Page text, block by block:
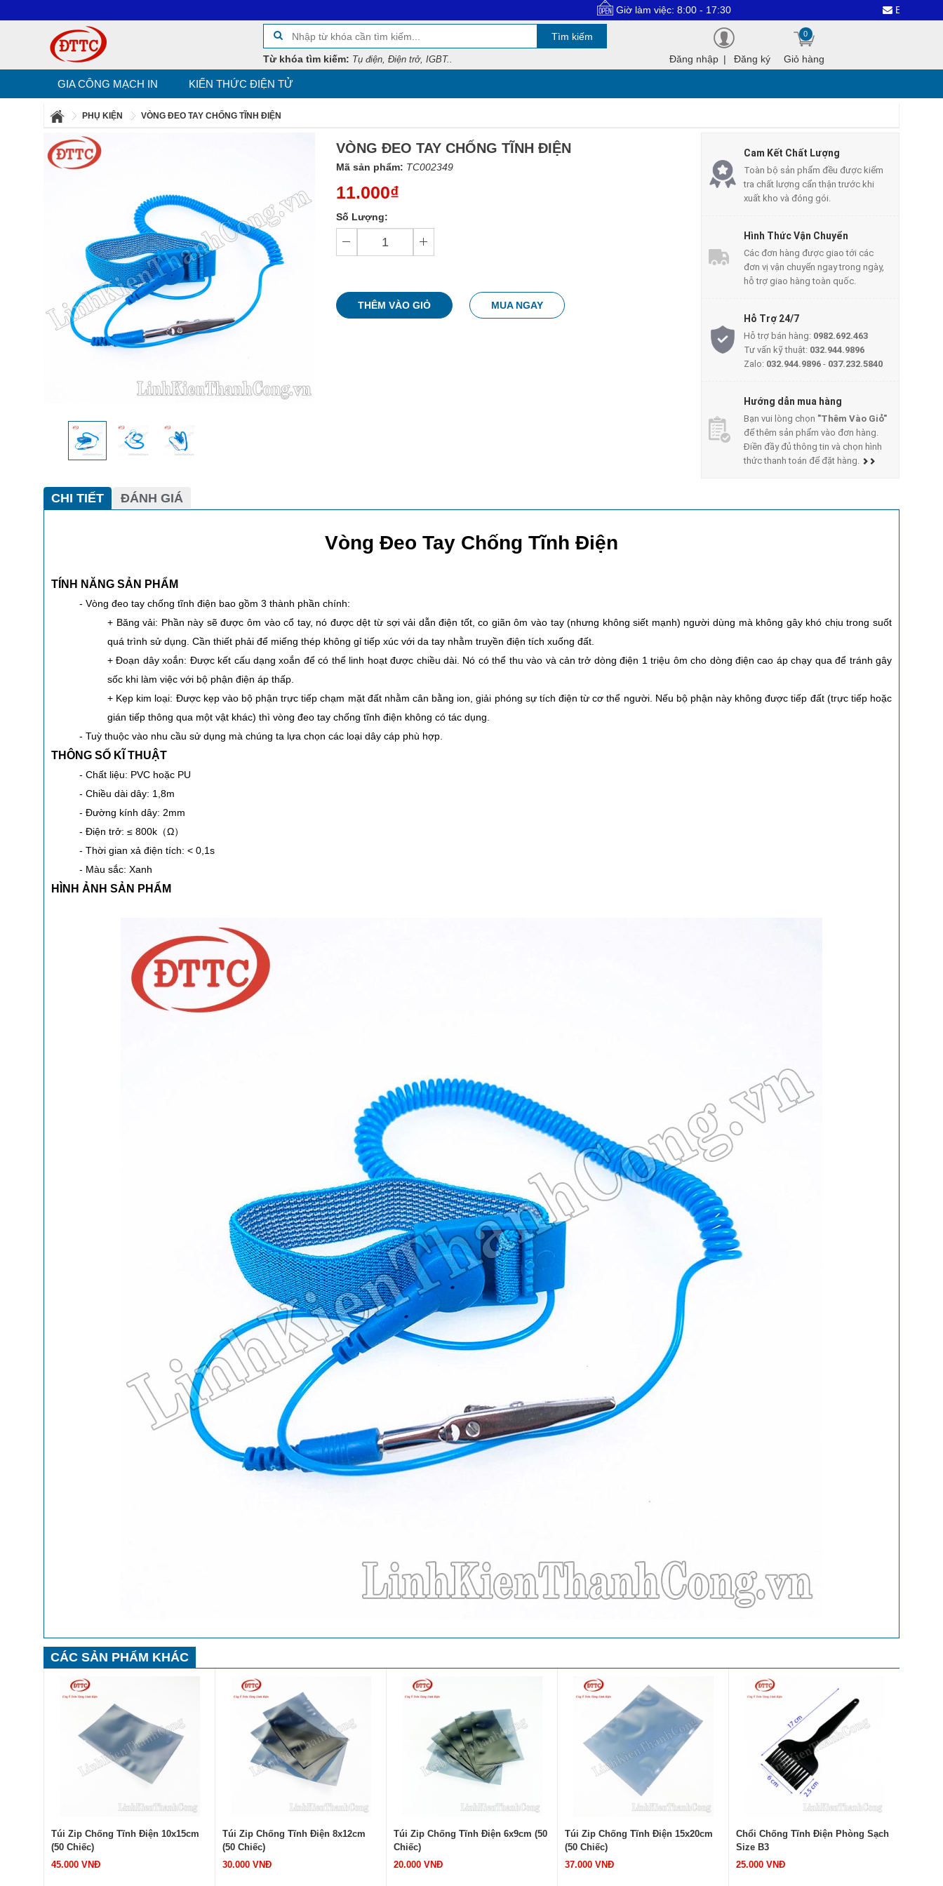
Giờ làm việc: 8:00 - 17:30 Email :
Tìm kiếm
Từ khóa tìm kiếm: Tụ điện, Điện trở, IGBT.. Đăng nhập | Đăng ký Giỏ hàng
0
GIA CÔNG MẠCH IN KIẾN THỨC ĐIỆN TỬ
PHỤ KIỆN VÒNG ĐEO TAY CHỐNG TĨNH ĐIỆN
VÒNG ĐEO TAY CHỐNG TĨNH ĐIỆN
Mã sản phẩm: TC002349
11.000₫
Số Lượng:
THÊM VÀO GIỎ MUA NGAY
Cam Kết Chất Lượng
Toàn bộ sản phẩm đều được kiểm
tra chất lượng cẩn thận trước khi
xuất kho và đóng gói.
Hình Thức Vận Chuyển
Các đơn hàng được giao tới các
đơn vị vận chuyển ngay trong ngày,
hỗ trợ giao hàng toàn quốc.
Hỗ Trợ 24/7
Hỗ trợ bán hàng: 0982.692.463
Tư vấn kỹ thuật: 032.944.9896
Zalo: 032.944.9896 - 037.232.5840
Hướng dẫn mua hàng
Bạn vui lòng chọn "Thêm Vào Giỏ"
để thêm sản phẩm vào đơn hàng.
Điền đầy đủ thông tin và chọn hình
thức thanh toán để đặt hàng.
CHI TIẾT ĐÁNH GIÁ
Vòng Đeo Tay Chống Tĩnh Điện
TÍNH NĂNG SẢN PHẨM
- Vòng đeo tay chống tĩnh điện bao gồm 3 thành phần chính:
+ Băng vải: Phần này sẽ được ôm vào cổ tay, nó được dệt từ sợi vải dẫn điện tốt, co giãn ôm vào tay (nhưng không siết mạnh) người dùng mà không gây khó chịu trong suốt
quá trình sử dụng. Cần thiết phải để miếng thép không gỉ tiếp xúc với da tay nhằm truyền điện tích xuống đất.
+ Đoạn dây xoắn: Được kết cấu dạng xoắn để có thể linh hoạt được chiều dài. Nó có thể thu vào và cản trở dòng điện 1 triệu ôm cho dòng điện cao áp chạy qua để tránh gây
sốc khi làm việc với bộ phận điện áp thấp.
+ Kẹp kim loại: Được kẹp vào bộ phận trực tiếp chạm mặt đất nhằm cân bằng ion, giải phóng sự tích điện từ cơ thể người. Nếu bộ phận này không được tiếp đất (trực tiếp hoặc
gián tiếp thông qua một vật khác) thì vòng đeo tay chống tĩnh điện không có tác dụng.
- Tuỳ thuộc vào nhu cầu sử dụng mà chúng ta lựa chọn các loại dây cáp phù hợp.
THÔNG SỐ KĨ THUẬT
- Chất liệu: PVC hoặc PU
- Chiều dài dây: 1,8m
- Đường kính dây: 2mm
- Điện trở: ≤ 800k（Ω）
- Thời gian xả điện tích: < 0,1s
- Màu sắc: Xanh
HÌNH ẢNH SẢN PHẨM
CÁC SẢN PHẨM KHÁC
Túi Zip Chống Tĩnh Điện 10x15cm
(50 Chiếc)
45.000 VNĐ
Túi Zip Chống Tĩnh Điện 8x12cm
(50 Chiếc)
30.000 VNĐ
Túi Zip Chống Tĩnh Điện 6x9cm (50
Chiếc)
20.000 VNĐ
Túi Zip Chống Tĩnh Điện 15x20cm
(50 Chiếc)
37.000 VNĐ
Chổi Chống Tĩnh Điện Phòng Sạch
Size B3
25.000 VNĐ